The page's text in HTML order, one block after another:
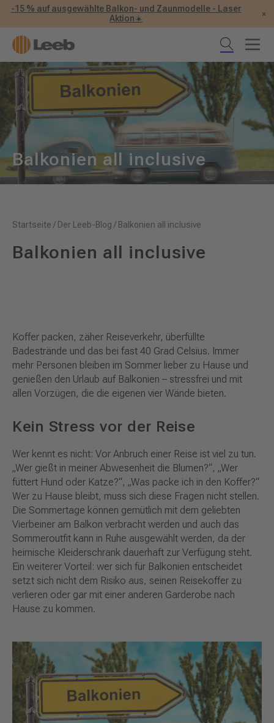
-15 % auf ausgewählte Balkon- und Zaunmodelle - Laser
Aktion☀️
×
Balkonien all inclusive
Startseite / Der Leeb-Blog / Balkonien all inclusive
Balkonien all inclusive
Koffer packen, zäher Reiseverkehr, überfüllte
Badestrände und das bei fast 40 Grad Celsius. Immer
mehr Personen bleiben im Sommer lieber zu Hause und
genießen den Urlaub auf Balkonien – stressfrei und mit
allen Vorzügen, die die eigenen vier Wände bieten.
Kein Stress vor der Reise
Wer kennt es nicht: Vor Anbruch einer Reise ist viel zu tun.
„Wer gießt in meiner Abwesenheit die Blumen?“, „Wer
füttert Hund oder Katze?“, „Was packe ich in den Koffer?“
Wer zu Hause bleibt, muss sich diese Fragen nicht stellen.
Die Sommertage können gemütlich mit dem geliebten
Vierbeiner am Balkon verbracht werden und auch das
Sommeroutfit kann in Ruhe ausgewählt werden, da der
heimische Kleiderschrank dauerhaft zur Verfügung steht.
Ein weiterer Vorteil: wer sich für Balkonien entscheidet
setzt sich nicht dem Risiko aus, seinen Reisekoffer zu
verlieren oder gar mit einer anderen Garderobe nach
Hause zu kommen.